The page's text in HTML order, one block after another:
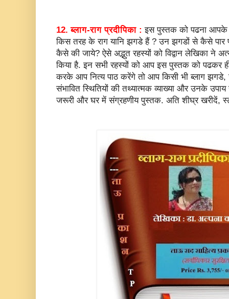
12. ब्लाग-राग प्रदीपिका :इस पुस्तक को पढना आपके
किस तरह के राग यानि झगडे हैं ? उन झगडों से कैसे पार
कैसे की जाये? ऐसे अद्भुत रहस्यों को विद्वान लेखिका ने
किया है. इन सभी रहस्यों को आप इस पुस्तक को पढकर
करके आप नित्य पाठ करेंगे तो आप किसी भी ब्लाग झगडे,
संभावित स्थितियों की तथ्यात्मक व्याख्या और उनके
जरूरी और घर में संग्रहणीय पुस्तक. अति शीघ्र खरीदें,